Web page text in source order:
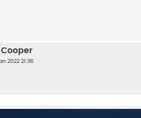
Cooper
2022 21:36